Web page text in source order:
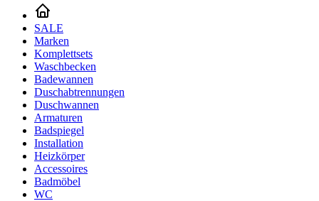
SALE
Marken
Komplettsets
Waschbecken
Badewannen
Duschabtrennungen
Duschwannen
Armaturen
Badspiegel
Installation
Heizkörper
Accessoires
Badmöbel
WC